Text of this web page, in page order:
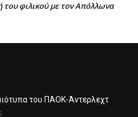
του φιλικού με τον Απόλλωνα
του ΠΑΟΚ-Άντερλεχτ